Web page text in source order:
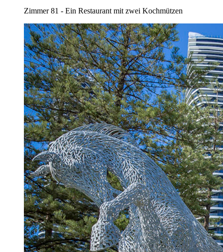
Zimmer 81 - Ein Restaurant mit zwei Kochmützen